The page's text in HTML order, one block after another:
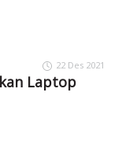
22 Des 2021
Laptop